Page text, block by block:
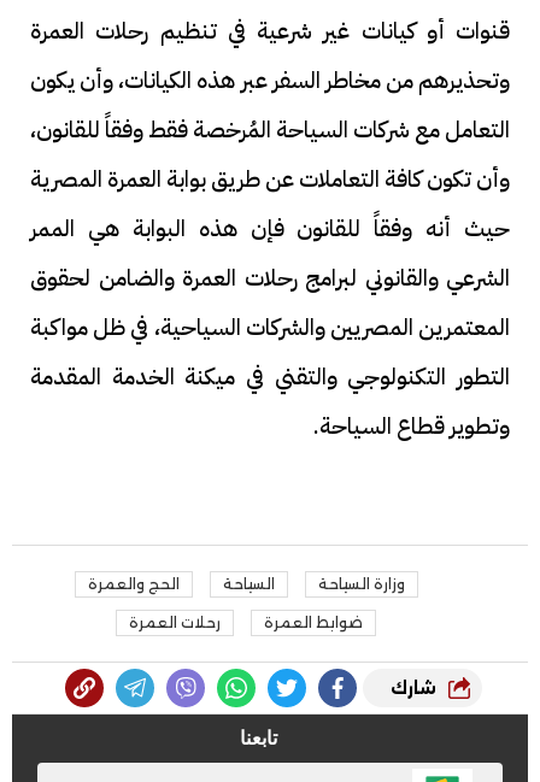
قنوات أو كيانات غير شرعية في تنظيم رحلات العمرة
وتحذيرهم من مخاطر السفر عبر هذه الكيانات، وأن يكون
التعامل مع شركات السياحة المُرخصة فقط وفقاً للقانون،
وأن تكون كافة التعاملات عن طريق بوابة العمرة المصرية
حيث أنه وفقاً للقانون فإن هذه البوابة هي الممر
الشرعي والقانوني لبرامج رحلات العمرة والضامن لحقوق
المعتمرين المصريين والشركات السياحية، في ظل مواكبة
التطور التكنولوجي والتقني في ميكنة الخدمة المقدمة
وتطوير قطاع السياحة.
وزارة السياحة السياحة الحج والعمرة
ضوابط العمرة رحلات العمرة
شارك
تابعنا